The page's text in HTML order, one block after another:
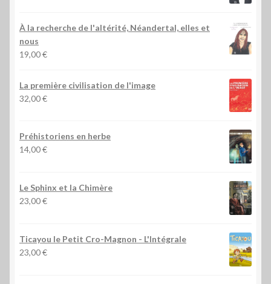
À la recherche de l'altérité, Néandertal, elles et
nous
19,00€
La première civilisation de l'image
32,00€
Préhistoriens en herbe
14,00€
Le Sphinx et la Chimère
23,00€
Ticayou le Petit Cro-Magnon - L'Intégrale
23,00€